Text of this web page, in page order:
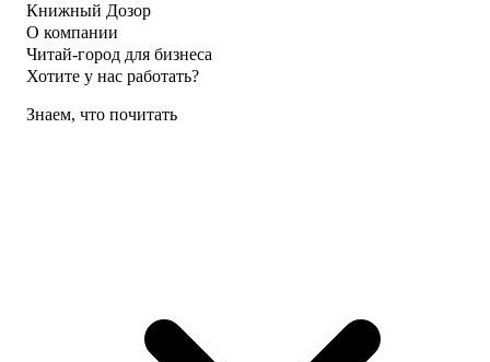
Книжный Дозор
О компании
Читай-город для бизнеса
Хотите у нас работать?
Знаем, что почитать